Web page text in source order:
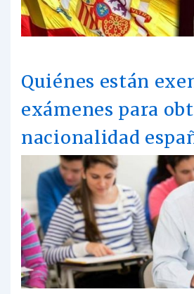
Quiénes están
exámenes para
nacionalidad